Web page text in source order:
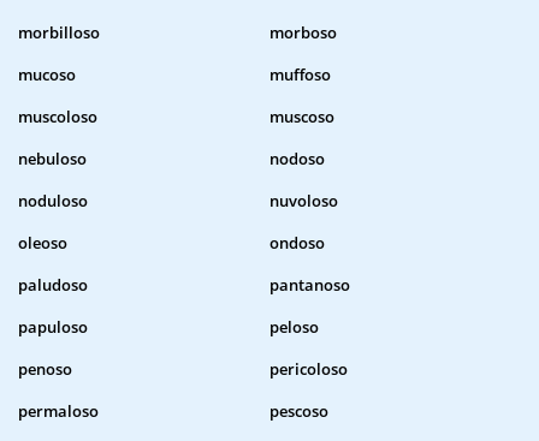
morbilloso
morboso
mucoso
muffoso
muscoloso
muscoso
nebuloso
nodoso
noduloso
nuvoloso
oleoso
ondoso
paludoso
pantanoso
papuloso
peloso
penoso
pericoloso
permaloso
pescoso